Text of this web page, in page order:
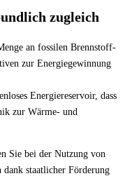
zugleich
an fossilen Brennstoff-
zur Energiegewinnung
Energiereservoir, dass
zur Wärme- und
Sie bei der Nutzung von
staatlicher Förderung